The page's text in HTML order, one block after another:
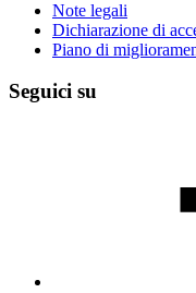
Note legali
Dichiarazione di
Piano di
Seguici su